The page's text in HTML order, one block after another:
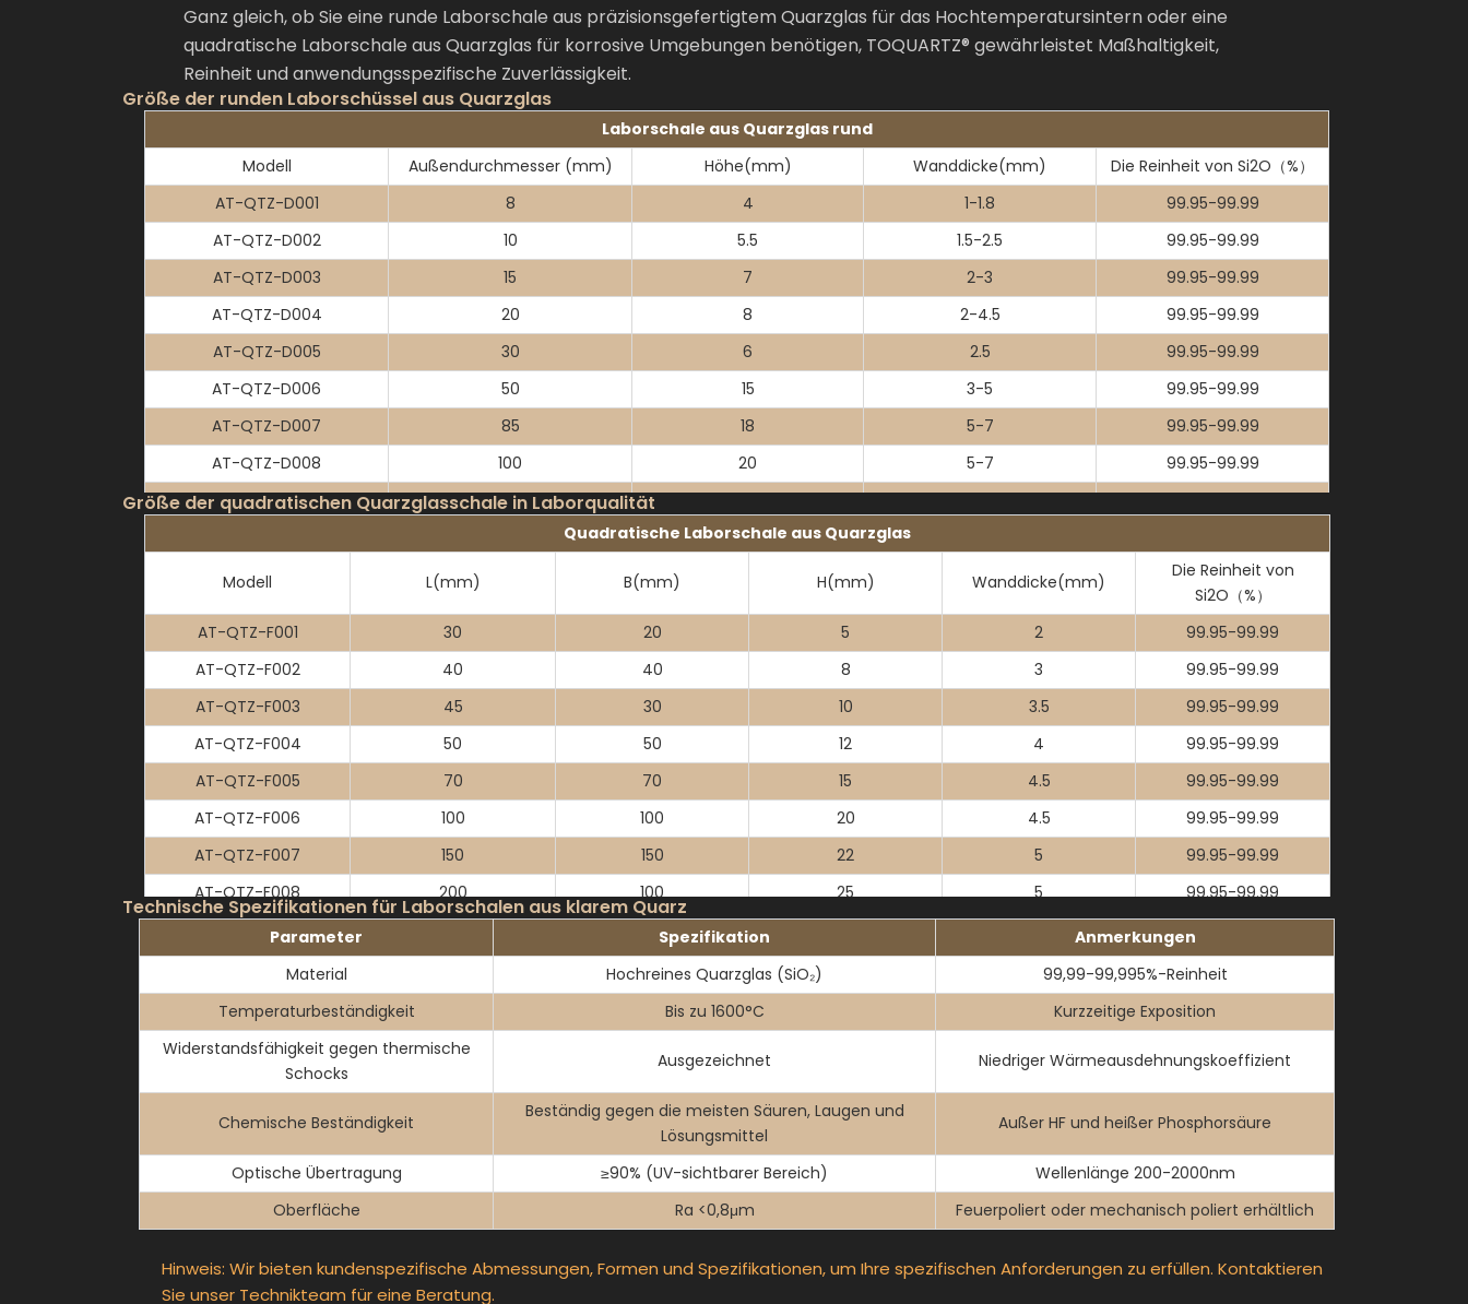
Ganz gleich, ob Sie eine runde Laborschale aus präzisionsgefertigtem Quarzglas für das Hochtemperatursintern oder eine
quadratische Laborschale aus Quarzglas für korrosive Umgebungen benötigen, TOQUARTZ® gewährleistet Maßhaltigkeit,
Reinheit und anwendungsspezifische Zuverlässigkeit.
Größe der runden Laborschüssel aus Quarzglas
Laborschale aus Quarzglas rund
Modell
Außendurchmesser (mm) Höhe(mm) Wanddicke(mm)
Die Reinheit von Si2O（%）
AT-QTZ-D001
8 4 1-1.8
99.95-99.99
AT-QTZ-D002
10 5.5 1.5-2.5
99.95-99.99
AT-QTZ-D003
15 7 2-3
99.95-99.99
AT-QTZ-D004
20 8 2-4.5
99.95-99.99
AT-QTZ-D005
30 6 2.5
99.95-99.99
AT-QTZ-D006
50 15 3-5
99.95-99.99
AT-QTZ-D007
85 18 5-7
99.95-99.99
AT-QTZ-D008
100 20 5-7
99.95-99.99
AT-QTZ-D009
120
30
AT-QTZ-D011
7-10 99.95-99.99
Größe der quadratischen Quarzglasschale in Laborqualität
Quadratische Laborschale aus Quarzglas
Modell L(mm) B(mm) H(mm) Wanddicke(mm)
Die Reinheit von
Si2O（%）
AT-QTZ-F001
30 20 5 2
99.95-99.99
AT-QTZ-F002
40 40 8 3
99.95-99.99
AT-QTZ-F003
45 30 10 3.5
99.95-99.99
AT-QTZ-F004
50 50 12 4
99.95-99.99
AT-QTZ-F005
70 70 15 4.5
99.95-99.99
AT-QTZ-F006
100 100 20 4.5
99.95-99.99
AT-QTZ-F007
150 150 22 5
99.95-99.99
AT-QTZ-F008
200 100 25 5
99.95-99.99
AT-QTZ-F009
200
99.95-99.99
AT-QTZ-F010
300 6
99.95-99.99
AT-QTZ-F011
200
99.95-99.99
AT-QTZ-F012
400
Technische Spezifikationen für Laborschalen aus klarem Quarz
Parameter Spezifikation
Anmerkungen
Material
Hochreines Quarzglas (SiO₂)
99,99-99,995%-Reinheit
Temperaturbeständigkeit
Bis zu 1600°C
Kurzzeitige Exposition
Widerstandsfähigkeit gegen thermische
Schocks
Ausgezeichnet Niedriger Wärmeausdehnungskoeffizient
Chemische Beständigkeit
Beständig gegen die meisten Säuren, Laugen und
Lösungsmittel
Außer HF und heißer Phosphorsäure
Optische Übertragung ≥90% (UV-sichtbarer Bereich)
Wellenlänge 200-2000nm
Oberfläche
Ra <0,8μm Feuerpoliert oder mechanisch poliert erhältlich
Hinweis: Wir bieten kundenspezifische Abmessungen, Formen und Spezifikationen, um Ihre spezifischen Anforderungen zu erfüllen. Kontaktieren
Sie unser Technikteam für eine Beratung.